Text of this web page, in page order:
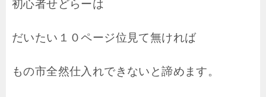
初心者せどらーは
だいたい１０ページ位見て無ければ
もの市全然仕入れできないと諦めます。